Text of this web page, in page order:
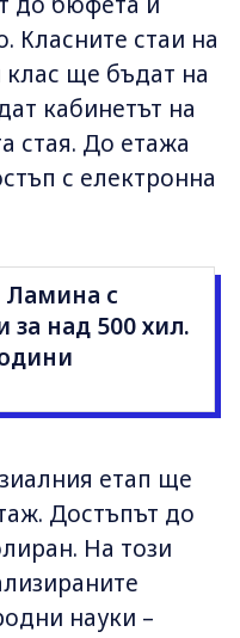
Класните стаи на
клас ще бъдат на
кабинетът на
стая. До етажа
с електронна
Ламина с
за над 500 хил.
етап ще
Достъпът до
На този
науки –